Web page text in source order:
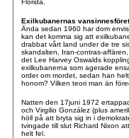
Florida.
Exilkubanernas
Ända sedan 1960 har dom
kan det komma sig att
drabbat vårt land under de tre
skandalten, Iran-contras-
det Lee Harvey Oswalds
exilkubanerna som agerade
order om mordet, sedan han
honom? Vilken teori man än
Natten den 17juni 1972
och Virgilio González (plus
höll på att bryta sig in i
tvingade till slut Richard Nixon
helt fel.